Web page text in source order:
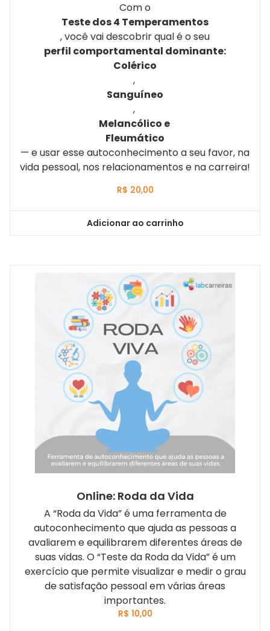
Com o
Teste dos 4 Temperamentos
, você vai descobrir qual é o seu
perfil comportamental dominante:
Colérico
,
Sanguíneo
,
Melancólico e
Fleumático
— e usar esse autoconhecimento a seu favor, na
vida pessoal, nos relacionamentos e na carreira!
R$ 20,00
Adicionar ao carrinho
Online: Roda da Vida
A “Roda da Vida” é uma ferramenta de
autoconhecimento que ajuda as pessoas a
avaliarem e equilibrarem diferentes áreas de
suas vidas. O “Teste da Roda da Vida” é um
exercício que permite visualizar e medir o grau
de satisfação pessoal em várias áreas
importantes.
R$ 10,00